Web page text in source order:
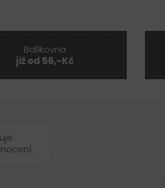
Balíkovna
již od 56,-Kč